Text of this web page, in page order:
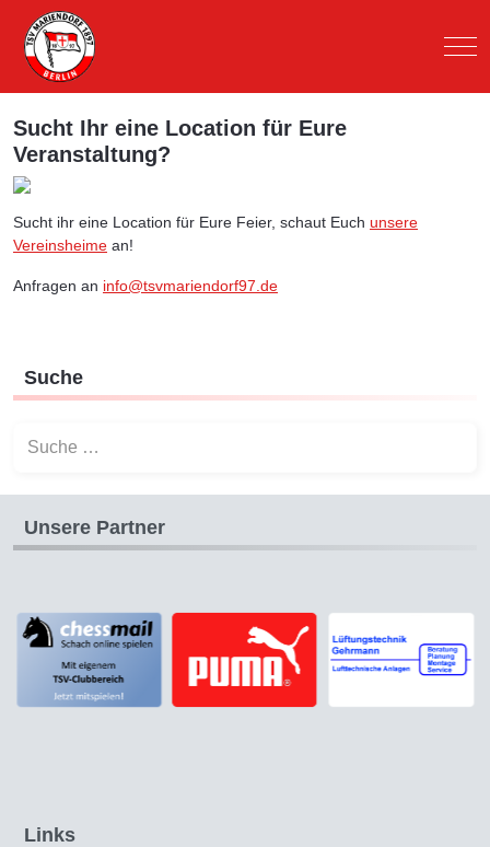
Sucht Ihr eine Location für Eure
Veranstaltung?
Sucht ihr eine Location für Eure Feier, schaut Euch unsere
Vereinsheime an!
Anfragen an info@tsvmariendorf97.de
Suche
Unsere Partner
Links